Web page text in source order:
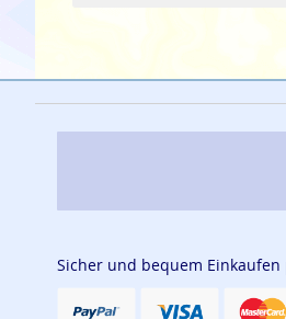
Sicher und bequem Einkaufen